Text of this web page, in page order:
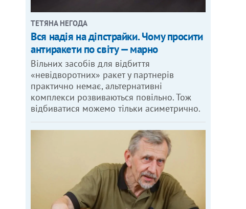
ТЕТЯНА НЕГОДА
Вся надія на діпстрайки. Чому просити
антиракети по світу — марно
Вільних засобів для відбиття
«невідворотних» ракет у партнерів
практично немає, альтернативні
комплекси розвиваються повільно. Тож
відбиватися можемо тільки асиметрично.